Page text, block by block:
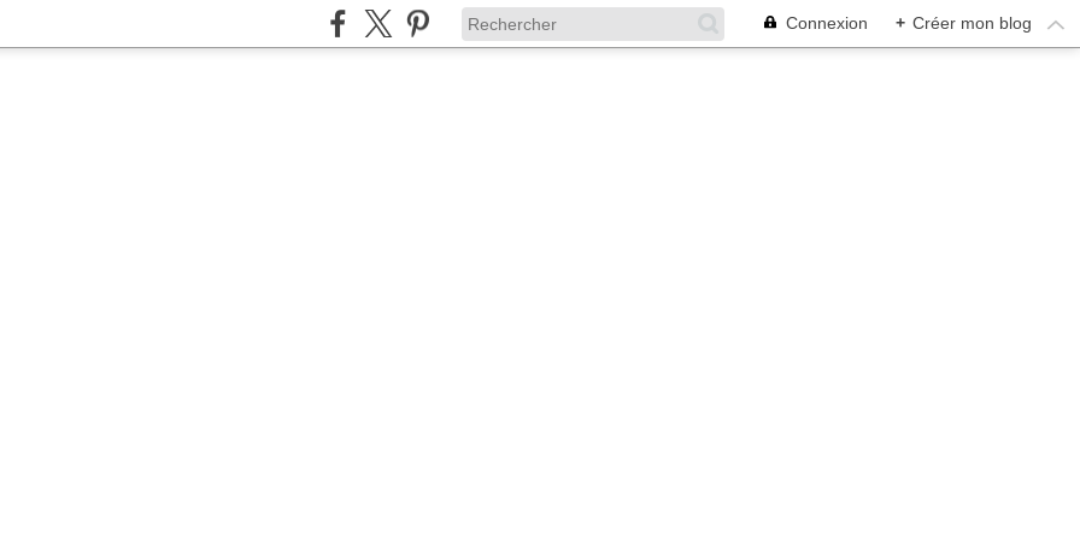
Connexion + Créer mon blog